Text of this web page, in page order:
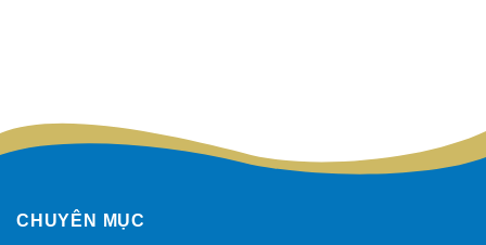
CHUYÊN MỤC